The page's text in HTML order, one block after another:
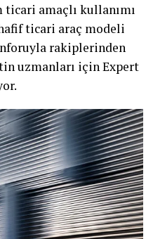
amaçlı kullanımı
ticari araç modeli
rakiplerinden
uzmanları için Expert